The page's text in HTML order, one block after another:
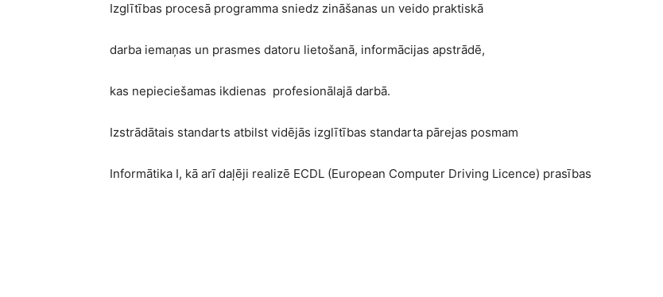
Izglītības procesā programma sniedz zināšanas un veido praktiskā
darba iemaņas un prasmes datoru lietošanā, informācijas apstrādē,
kas nepieciešamas ikdienas profesionālajā darbā.
Izstrādātais standarts atbilst vidējās izglītības standarta pārejas posmam
Informātika I, kā arī daļēji realizē ECDL (European Computer Driving Licence) prasības